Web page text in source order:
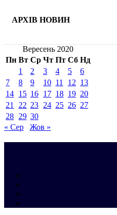
АРХІВ НОВИН
Вересень 2020
Пн Вт Ср Чт Пт Сб Нд
1
2 3 4 5
6
7
8 9 10 11 12 13
14 15 16 17 18 19 20
21
22 23 24 25 26 27
28 29 30
« Сер
Жов »